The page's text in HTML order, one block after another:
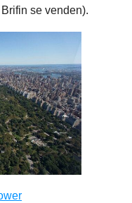
se venden).